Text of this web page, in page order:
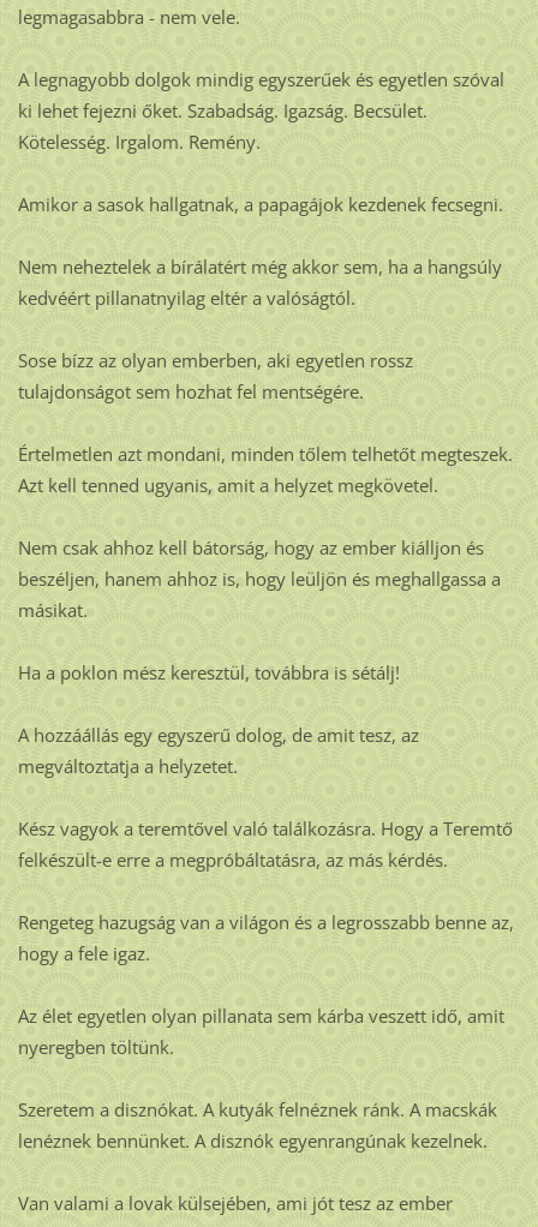
legmagasabbra - nem vele.
A legnagyobb dolgok mindig egyszerűek és egyetlen szóval
ki lehet fejezni őket. Szabadság. Igazság. Becsület.
Kötelesség. Irgalom. Remény.
Amikor a sasok hallgatnak, a papagájok kezdenek fecsegni.
Nem neheztelek a bírálatért még akkor sem, ha a hangsúly
kedvéért pillanatnyilag eltér a valóságtól.
Sose bízz az olyan emberben, aki egyetlen rossz
tulajdonságot sem hozhat fel mentségére.
Értelmetlen azt mondani, minden tőlem telhetőt megteszek.
Azt kell tenned ugyanis, amit a helyzet megkövetel.
Nem csak ahhoz kell bátorság, hogy az ember kiálljon és
beszéljen, hanem ahhoz is, hogy leüljön és meghallgassa a
másikat.
Ha a poklon mész keresztül, továbbra is sétálj!
A hozzáállás egy egyszerű dolog, de amit tesz, az
megváltoztatja a helyzetet.
Kész vagyok a teremtővel való találkozásra. Hogy a Teremtő
felkészült-e erre a megpróbáltatásra, az más kérdés.
Rengeteg hazugság van a világon és a legrosszabb benne az,
hogy a fele igaz.
Az élet egyetlen olyan pillanata sem kárba veszett idő, amit
nyeregben töltünk.
Szeretem a disznókat. A kutyák felnéznek ránk. A macskák
lenéznek bennünket. A disznók egyenrangúnak kezelnek.
Van valami a lovak külsejében, ami jót tesz az ember